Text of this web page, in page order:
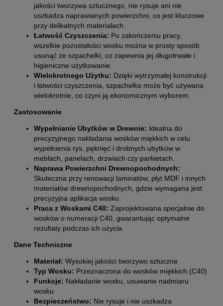
jakości tworzywa sztucznego, nie rysuje ani nie
uszkadza naprawianych powierzchni, co jest kluczowe
przy delikatnych materiałach.
Łatwość Czyszczenia: Po zakończeniu pracy,
wszelkie pozostałości wosku można w prosty sposób
usunąć ze szpachelki, co zapewnia jej długotrwałe i
higieniczne użytkowanie.
Wielokrotnego Użytku: Dzięki wytrzymałej konstrukcji
i łatwości czyszczenia, szpachelka może być używana
wielokrotnie, co czyni ją ekonomicznym wyborem.
Zastosowanie
Wypełnianie Ubytków w Drewnie: Idealna do
precyzyjnego nakładania wosków miękkich w celu
wypełnienia rys, pęknięć i drobnych ubytków w
meblach, panelach, drzwiach czy parkietach.
Naprawa Powierzchni Drewnopochodnych:
Skuteczna przy renowacji laminatów, płyt MDF i innych
materiałów drewnopochodnych, gdzie wymagana jest
precyzyjna aplikacja wosku.
Praca z Woskami C40: Zaprojektowana specjalnie do
wosków o numeracji C40, gwarantując optymalne
rezultaty podczas ich użycia.
Dane Techniczne
Materiał: Wysokiej jakości tworzywo sztuczne
Typ Wosku: Przeznaczona do wosków miękkich (C40)
Funkcje: Nakładanie wosku, usuwanie nadmiaru
wosku
Bezpieczeństwo: Nie rysuje i nie uszkadza